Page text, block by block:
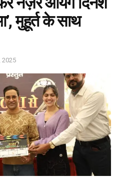
मुहूर्त के साथ
2025